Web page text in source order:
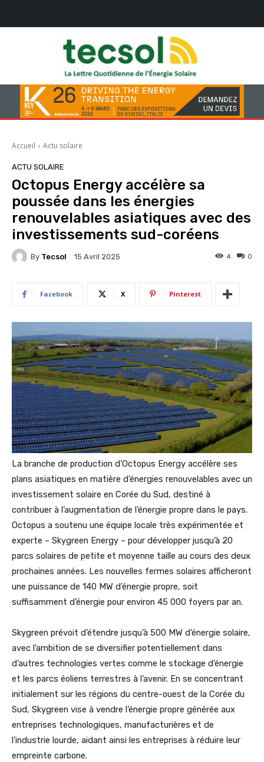
Accueil Actu solaire
ACTU SOLAIRE
Octopus Energy accélère sa
poussée dans les énergies
renouvelables asiatiques avec des
investissements sud-coréens
By Tecsol 15 Avril 2025 0
4
Facebook X Pinterest
La branche de production d’Octopus Energy accélère ses
plans asiatiques en matière d’énergies renouvelables avec un
investissement solaire en Corée du Sud, destiné à
contribuer à l’augmentation de l’énergie propre dans le pays.
Octopus a soutenu une équipe locale très expérimentée et
experte – Skygreen Energy – pour développer jusqu’à 20
parcs solaires de petite et moyenne taille au cours des deux
prochaines années. Les nouvelles fermes solaires afficheront
une puissance de 140 MW d’énergie propre, soit
suffisamment d’énergie pour environ 45 000 foyers par an.
Skygreen prévoit d’étendre jusqu’à 500 MW d’énergie solaire,
avec l’ambition de se diversifier potentiellement dans
d’autres technologies vertes comme le stockage d’énergie
et les parcs éoliens terrestres à l’avenir. En se concentrant
initialement sur les régions du centre-ouest de la Corée du
Sud, Skygreen vise à vendre l’énergie propre générée aux
entreprises technologiques, manufacturières et de
l’industrie lourde, aidant ainsi les entreprises à réduire leur
empreinte carbone.